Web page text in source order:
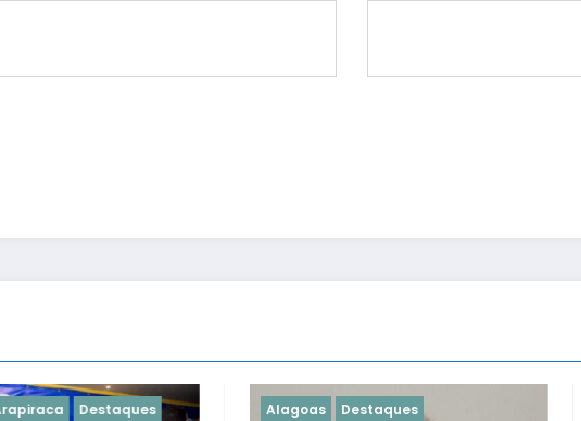
Alagoas Destaques Alagoas